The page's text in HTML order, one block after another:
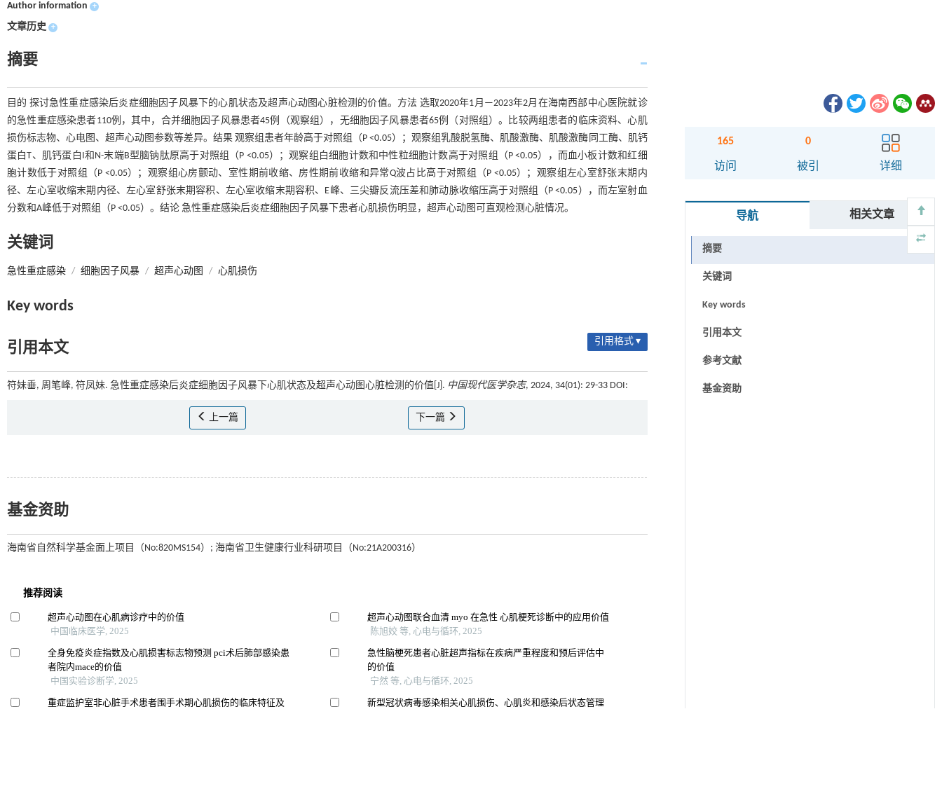
Author information +
文章历史 +
摘要
目的 探讨急性重症感染后炎症细胞因子风暴下的心肌状态及超声心动图心脏检测的价值。方法 选取2020年1月—2023年2月在海南西部中心医院就诊
的急性重症感染患者110例，其中，合并细胞因子风暴患者45例（观察组），无细胞因子风暴患者65例（对照组）。比较两组患者的临床资料、心肌
损伤标志物、心电图、超声心动图参数等差异。结果 观察组患者年龄高于对照组（P <0.05）；观察组乳酸脱氢酶、肌酸激酶、肌酸激酶同工酶、肌钙
蛋白T、肌钙蛋白I和N-末端B型脑钠肽原高于对照组（P <0.05）；观察组白细胞计数和中性粒细胞计数高于对照组（P <0.05），而血小板计数和红细
胞计数低于对照组（P <0.05）；观察组心房颤动、室性期前收缩、房性期前收缩和异常Q波占比高于对照组（P <0.05）；观察组左心室舒张末期内
径、左心室收缩末期内径、左心室舒张末期容积、左心室收缩末期容积、E峰、三尖瓣反流压差和肺动脉收缩压高于对照组（P <0.05），而左室射血
分数和A峰低于对照组（P <0.05）。结论 急性重症感染后炎症细胞因子风暴下患者心肌损伤明显，超声心动图可直观检测心脏情况。
关键词
急性重症感染 / 细胞因子风暴 / 超声心动图 / 心肌损伤
Key words
引用本文 引用格式 ▾
符妹垂, 周笔峰, 符凤妹. 急性重症感染后炎症细胞因子风暴下心肌状态及超声心动图心脏检测的价值[J]. 中国现代医学杂志, 2024, 34(01): 29-33 DOI:
上一篇 下一篇
基金资助
海南省自然科学基金面上项目（No:820MS154）; 海南省卫生健康行业科研项目（No:21A200316）
165
访问
0
被引 详细
导航 相关文章
摘要
关键词
Key words
引用本文
参考文献
基金资助